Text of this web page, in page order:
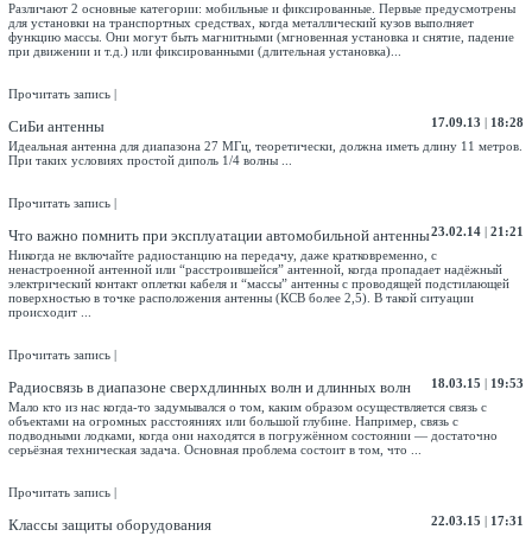
Различают 2 основные категории: мобильные и фиксированные. Первые предусмотрены
для установки на транспортных средствах, когда металлический кузов выполняет
функцию массы. Они могут быть магнитными (мгновенная установка и снятие, падение
при движении и т.д.) или фиксированными (длительная установка)...
Прочитать запись |
СиБи антенны 17.09.13 | 18:28
Идеальная антенна для диапазона 27 МГц, теоретически, должна иметь длину 11 метров.
При таких условиях простой диполь 1/4 волны ...
Прочитать запись |
Что важно помнить при эксплуатации автомобильной антенны23.02.14 | 21:21
Никогда не включайте радиостанцию на передачу, даже кратковременно, с
ненастроенной антенной или “расстроившейся” антенной, когда пропадает надёжный
электрический контакт оплетки кабеля и “массы” антенны с проводящей подстилающей
поверхностью в точке расположения антенны (КСВ более 2,5). В такой ситуации
происходит ...
Прочитать запись |
Радиосвязь в диапазоне сверхдлинных волн и длинных волн 18.03.15 | 19:53
Мало кто из нас когда-то задумывался о том, каким образом осуществляется связь с
объектами на огромных расстояниях или большой глубине. Например, связь с
подводными лодками, когда они находятся в погружённом состоянии — достаточно
серьёзная техническая задача. Основная проблема состоит в том, что ...
Прочитать запись |
Классы защиты оборудования 22.03.15 | 17:31